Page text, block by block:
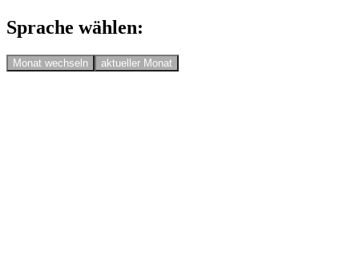
Sprache wählen:
Monat wechseln aktueller Monat